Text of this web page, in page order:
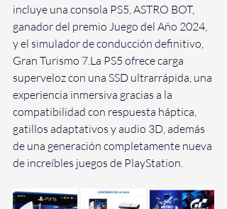
incluye una consola PS5, ASTRO BOT,
ganador del premio Juego del Año 2024,
y el simulador de conducción definitivo,
Gran Turismo 7.La PS5 ofrece carga
superveloz con una SSD ultrarrápida, una
experiencia inmersiva gracias a la
compatibilidad con respuesta háptica,
gatillos adaptativos y audio 3D, además
de una generación completamente nueva
de increíbles juegos de PlayStation.